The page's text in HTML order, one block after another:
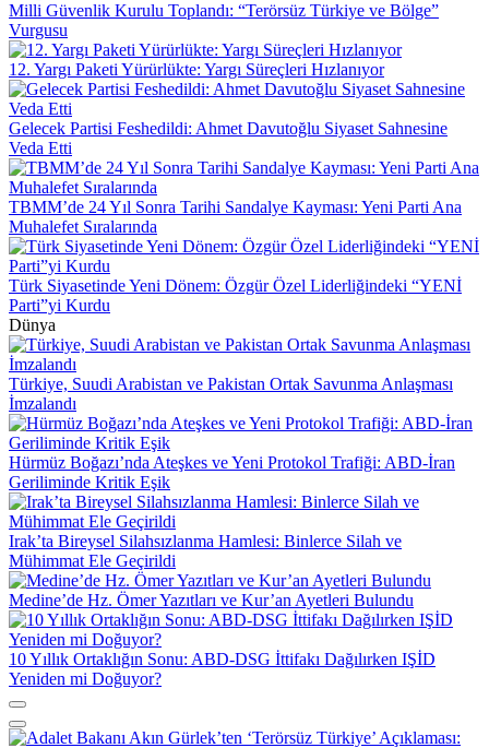
Milli Güvenlik Kurulu Toplandı: “Terörsüz Türkiye ve Bölge”
Vurgusu
12. Yargı Paketi Yürürlükte: Yargı Süreçleri Hızlanıyor
Gelecek Partisi Feshedildi: Ahmet Davutoğlu Siyaset Sahnesine
Veda Etti
TBMM’de 24 Yıl Sonra Tarihi Sandalye Kayması: Yeni Parti Ana
Muhalefet Sıralarında
Türk Siyasetinde Yeni Dönem: Özgür Özel Liderliğindeki “YENİ
Parti”yi Kurdu
Dünya
Türkiye, Suudi Arabistan ve Pakistan Ortak Savunma Anlaşması
İmzalandı
Hürmüz Boğazı’nda Ateşkes ve Yeni Protokol Trafiği: ABD-İran
Geriliminde Kritik Eşik
Irak’ta Bireysel Silahsızlanma Hamlesi: Binlerce Silah ve
Mühimmat Ele Geçirildi
Medine’de Hz. Ömer Yazıtları ve Kur’an Ayetleri Bulundu
10 Yıllık Ortaklığın Sonu: ABD-DSG İttifakı Dağılırken IŞİD
Yeniden mi Doğuyor?